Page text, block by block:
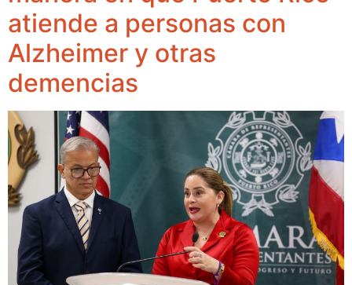
atiende a personas con
Alzheimer y otras
demencias